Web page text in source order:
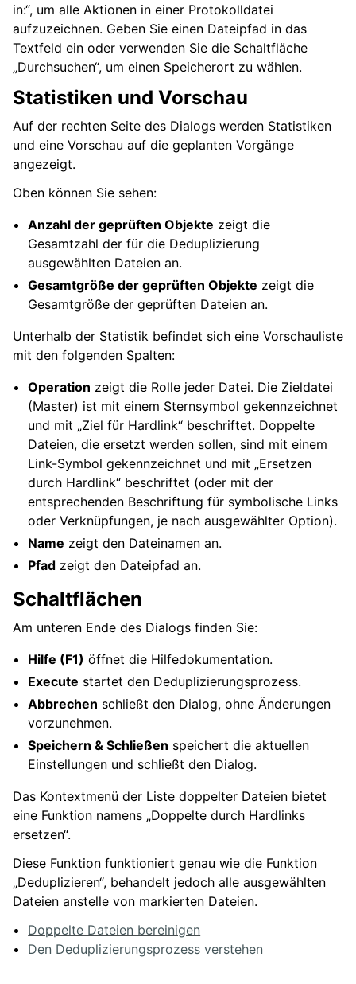
in:“, um alle Aktionen in einer Protokolldatei
aufzuzeichnen. Geben Sie einen Dateipfad in das
Textfeld ein oder verwenden Sie die Schaltfläche
„Durchsuchen“, um einen Speicherort zu wählen.
Statistiken und Vorschau
Auf der rechten Seite des Dialogs werden Statistiken
und eine Vorschau auf die geplanten Vorgänge
angezeigt.
Oben können Sie sehen:
Anzahl der geprüften Objekte zeigt die
Gesamtzahl der für die Deduplizierung
ausgewählten Dateien an.
Gesamtgröße der geprüften Objekte zeigt die
Gesamtgröße der geprüften Dateien an.
Unterhalb der Statistik befindet sich eine Vorschauliste
mit den folgenden Spalten:
Operation zeigt die Rolle jeder Datei. Die Zieldatei
(Master) ist mit einem Sternsymbol gekennzeichnet
und mit „Ziel für Hardlink“ beschriftet. Doppelte
Dateien, die ersetzt werden sollen, sind mit einem
Link-Symbol gekennzeichnet und mit „Ersetzen
durch Hardlink“ beschriftet (oder mit der
entsprechenden Beschriftung für symbolische Links
oder Verknüpfungen, je nach ausgewählter Option).
Name zeigt den Dateinamen an.
Pfad zeigt den Dateipfad an.
Schaltflächen
Am unteren Ende des Dialogs finden Sie:
Hilfe (F1) öffnet die Hilfedokumentation.
Execute startet den Deduplizierungsprozess.
Abbrechen schließt den Dialog, ohne Änderungen
vorzunehmen.
Speichern & Schließen speichert die aktuellen
Einstellungen und schließt den Dialog.
Das Kontextmenü der Liste doppelter Dateien bietet
eine Funktion namens „Doppelte durch Hardlinks
ersetzen“.
Diese Funktion funktioniert genau wie die Funktion
„Deduplizieren“, behandelt jedoch alle ausgewählten
Dateien anstelle von markierten Dateien.
Doppelte Dateien bereinigen
Den Deduplizierungsprozess verstehen